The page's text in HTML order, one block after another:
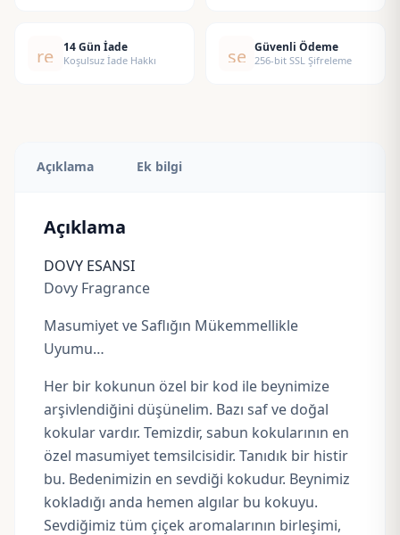
replay14 Gün İade
Koşulsuz İade Hakkı security
Güvenli Ödeme
256-bit SSL Şifreleme
Açıklama Ek bilgi
Açıklama
DOVY ESANSI
Dovy Fragrance
Masumiyet ve Saflığın Mükemmellikle
Uyumu…
Her bir kokunun özel bir kod ile beynimize
arşivlendiğini düşünelim. Bazı saf ve doğal
kokular vardır. Temizdir, sabun kokularının en
özel masumiyet temsilcisidir. Tanıdık bir histir
bu. Bedenimizin en sevdiği kokudur. Beynimiz
kokladığı anda hemen algılar bu kokuyu.
Sevdiğimiz tüm çiçek aromalarının birleşimi,